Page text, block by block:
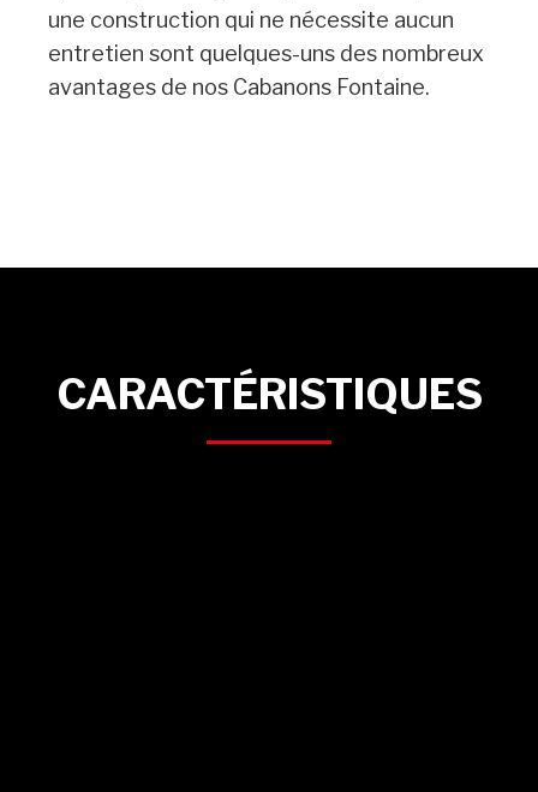
une construction qui ne nécessite aucun
entretien sont quelques-uns des nombreux
avantages de nos Cabanons Fontaine.
CARACTÉRISTIQUES